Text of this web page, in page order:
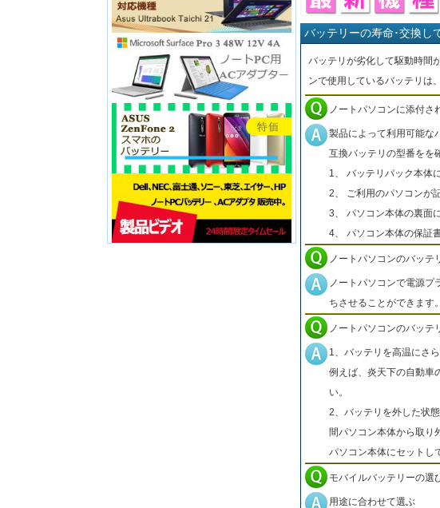
バッテリーの寿命･交換し
バッテリが劣化して駆動時間
ンで使用しているバッテリは
ノートパソコンに添付さ
製品によって利用可能な
互換バッテリの型番をを
1、 バッテリパック本体
2、 ご利用のパソコンが
3、 パソコン本体の裏面
4、 パソコン本体の保証書
ノートパソコンのバッテ
ノートパソコンで電源プ
ちさせることができます。
ノートパソコンのバッテ
1、バッテリを高温にさ
例えば、炎天下の自動車
い。
2、バッテリを外した状
間パソコン本体から取り
パソコン本体にセットし
モバイルバッテリーの選
用途に合わせて選ぶ